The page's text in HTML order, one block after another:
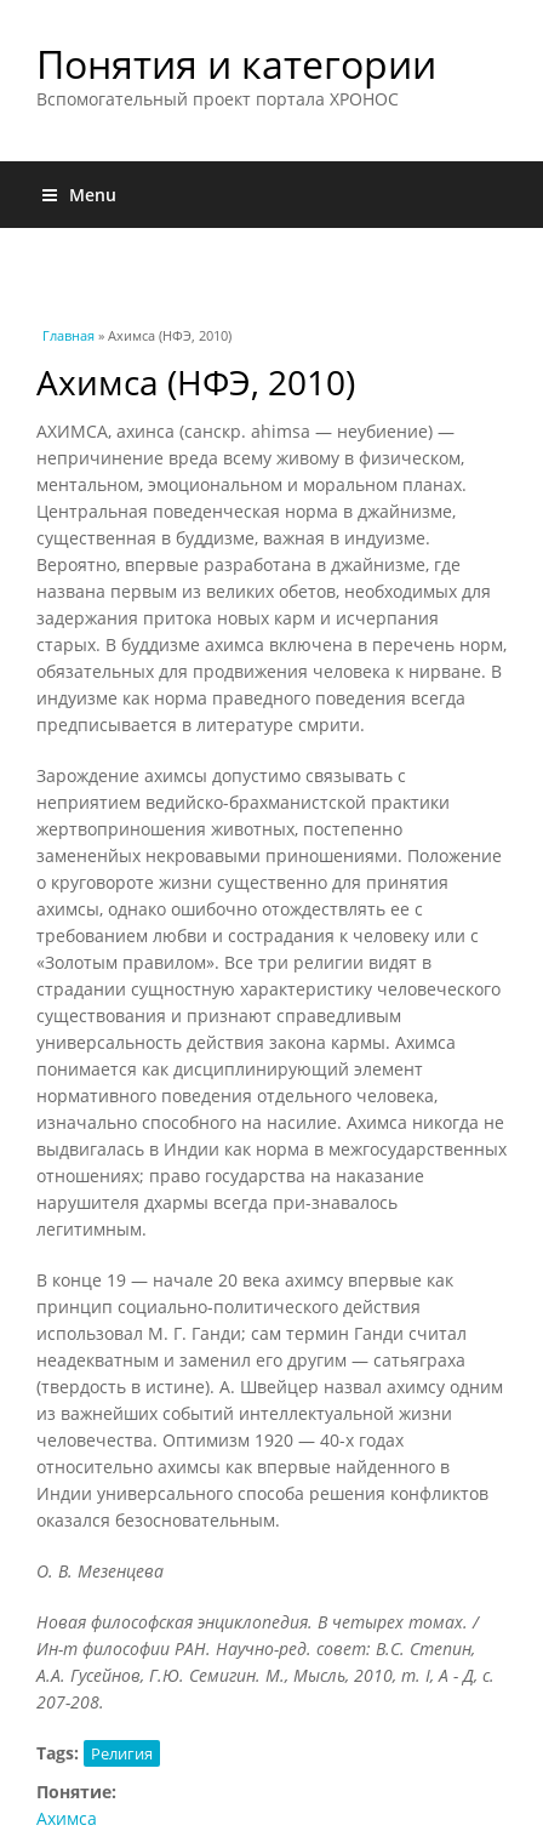
Понятия и категории
Вспомогательный проект портала ХРОНОС
Menu
Вы здесь
Главная » Ахимса (НФЭ, 2010)
Ахимса (НФЭ, 2010)
АХИМСА, ахинса (санскр. ahimsa — неубиение) —
непричинение вреда всему живому в физическом,
ментальном, эмоциональном и моральном планах.
Центральная поведенческая норма в джайнизме,
существенная в буддизме, важная в индуизме.
Вероятно, впервые разработана в джайнизме, где
названа первым из великих обетов, необходимых для
задержания притока новых карм и исчерпания
старых. В буддизме ахимса включена в перечень норм,
обязательных для продвижения человека к нирване. В
индуизме как норма праведного поведения всегда
предписывается в литературе смрити.
Зарождение ахимсы допустимо связывать с
неприятием ведийско-брахманистской практики
жертвоприношения животных, постепенно
замененйых некровавыми приношениями. Положение
о круговороте жизни существенно для принятия
ахимсы, однако ошибочно отождествлять ее с
требованием любви и сострадания к человеку или с
«Золотым правилом». Все три религии видят в
страдании сущностную характеристику человеческого
существования и признают справедливым
универсальность действия закона кармы. Ахимса
понимается как дисциплинирующий элемент
нормативного поведения отдельного человека,
изначально способного на насилие. Ахимса никогда не
выдвигалась в Индии как норма в межгосударственных
отношениях; право государства на наказание
нарушителя дхармы всегда при-знавалось
легитимным.
В конце 19 — начале 20 века ахимсу впервые как
принцип социально-политического действия
использовал М. Г. Ганди; сам термин Ганди считал
неадекватным и заменил его другим — сатьяграха
(твердость в истине). А. Швейцер назвал ахимсу одним
из важнейших событий интеллектуальной жизни
человечества. Оптимизм 1920 — 40-х годах
относительно ахимсы как впервые найденного в
Индии универсального способа решения конфликтов
оказался безосновательным.
О. В. Мезенцева
Новая философская энциклопедия. В четырех томах. /
Ин-т философии РАН. Научно-ред. совет: В.С. Степин,
А.А. Гусейнов, Г.Ю. Семигин. М., Мысль, 2010, т. I, А - Д, с.
207-208.
Tags: Религия
Понятие:
Ахимса